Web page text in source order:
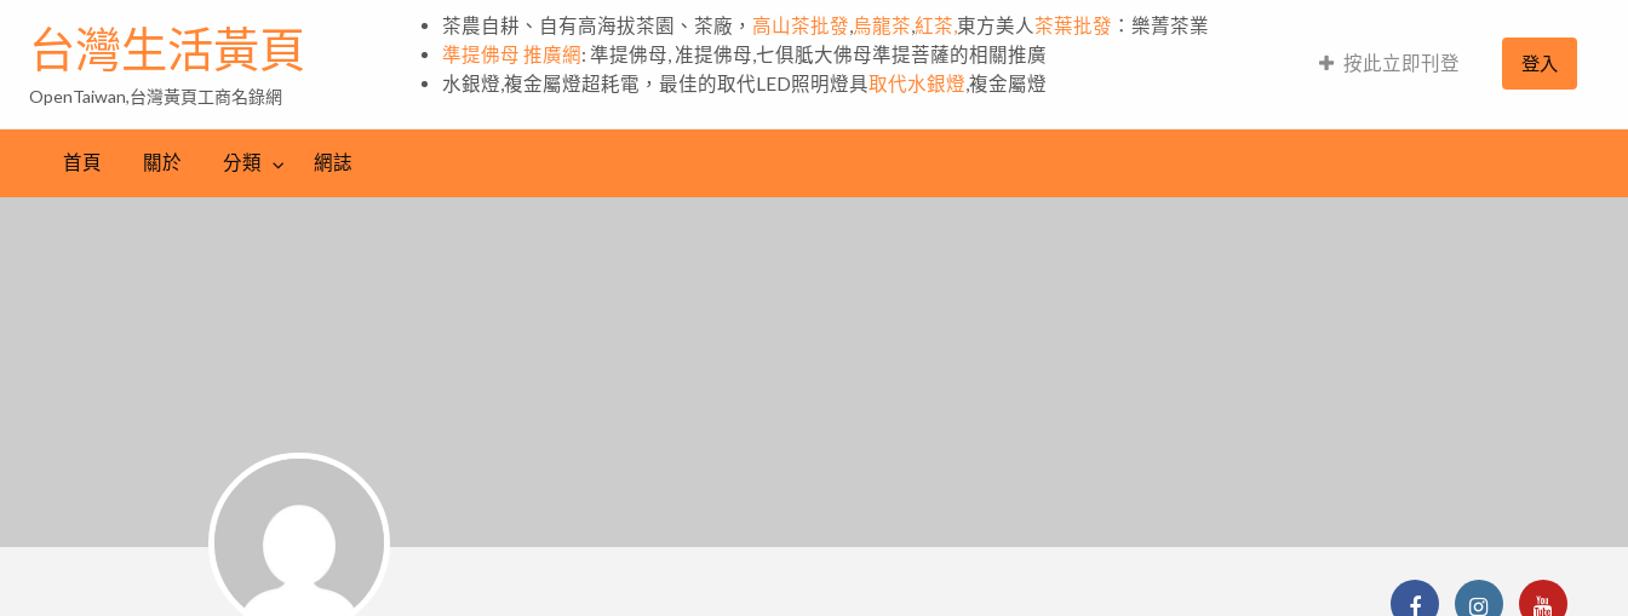
台灣生活黃頁
OpenTaiwan,台灣黃頁工商名錄網
茶農自耕、自有高海拔茶園、茶廠， 高山茶批發 烏龍茶 紅茶, 東方美人 茶葉批發 ：樂菁茶業
準提佛母 推廣網: 準提佛母, 准提佛母,七俱胝大佛母準提菩薩的相關推廣
水銀燈,複金屬燈超耗電，最佳的取代LED照明燈具取代水銀燈 ,複金屬燈
按此立即刊登 登入
首頁 關於 分類 網誌